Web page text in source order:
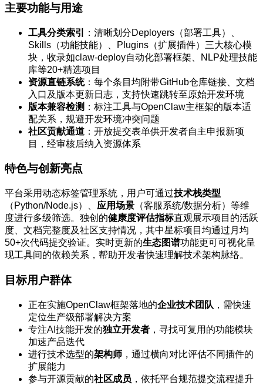
主要功能与用途
工具分类索引
：清晰划分Deployers（部署工具）、
Skills（功能技能）、Plugins（扩展插件）三大核心模
块，收录如claw-deploy自动化部署框架、NLP处理技能
库等20+精选项目
资源直链系统：每个条目均附带GitHub仓库链接、文档
入口及版本更新日志，支持快速跳转至原始开发环境
版本兼容检测 ：标注工具与OpenClaw主框架的版本适
配关系，规避开发环境冲突问题
社区贡献通道 ：开放提交表单供开发者自主申报新项
目，经审核后纳入资源体系
特色与创新亮点
平台采用动态标签管理系统，用户可通过技术栈类型
（Python/Node.js）、 应用场景 （客服系统/数据分析）等维
度进行多级筛选。独创的健康度评估指标直观展示项目的活跃
度、文档完整度及社区支持情况，其中星标项目均通过月均
50+次代码提交验证。实时更新的生态图谱功能更可可视化呈
现工具间的依赖关系，帮助开发者快速理解技术架构脉络。
目标用户群体
正在实施OpenClaw框架落地的企业技术团队 ，需快速
定位生产级部署解决方案
专注AI技能开发的独立开发者 ，寻找可复用的功能模块
加速产品迭代
进行技术选型的架构师 ，通过横向对比评估不同插件的
扩展能力
参与开源贡献的社区成员 ，依托平台规范提交流程提升